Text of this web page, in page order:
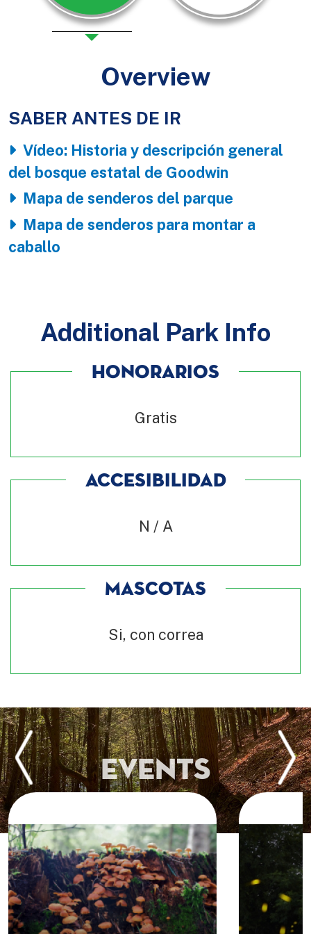
Overview
Body
SABER ANTES DE IR
Vídeo: Historia y descripción general
del bosque estatal de Goodwin
Mapa de senderos del parque
Mapa de senderos para montar a
caballo
Additional Park Info
HONORARIOS
Gratis
ACCESIBILIDAD
N / A
MASCOTAS
Si, con correa
Events